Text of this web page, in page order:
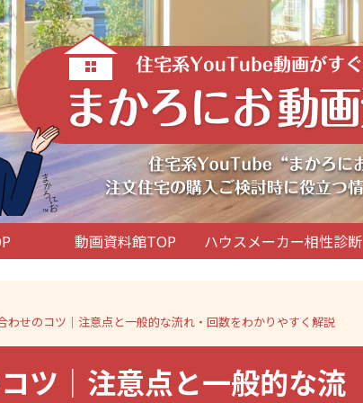
動画資料館TOP ハウスメーカー相性診断
わせのコツ｜注意点と一般的な流れ・回数をわかりやすく解説
ツ｜注意点と一般的な流